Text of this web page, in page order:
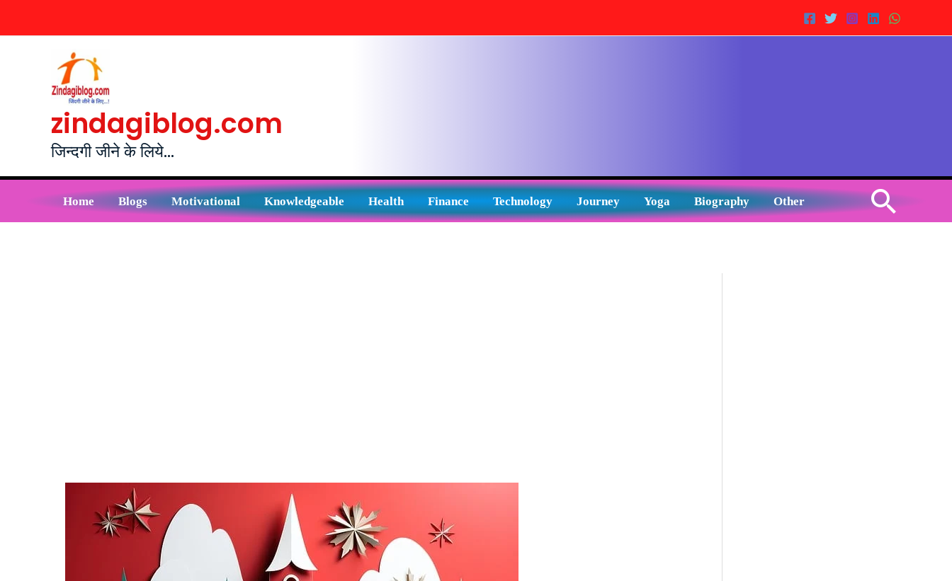
zindagiblog.com
जिन्दगी जीने के लिये...
Home Blogs Motivational Knowledgeable Health Finance Technology Journey Yoga Biography Other